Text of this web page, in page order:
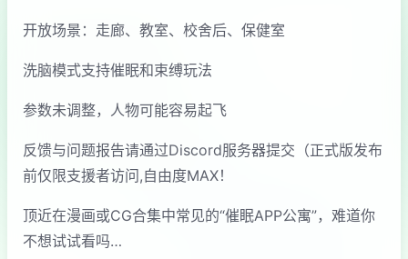
开放场景：走廊、教室、校舍后、保健室
洗脑模式支持催眠和束缚玩法
参数未调整，人物可能容易起飞
反馈与问题报告请通过Discord服务器提交（正式版发布
前仅限支援者访问,自由度MAX！
顶近在漫画或CG合集中常见的“催眠APP公寓”，难道你
不想试试看吗…